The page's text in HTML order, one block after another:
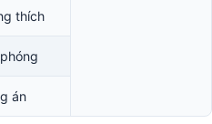
thích
án